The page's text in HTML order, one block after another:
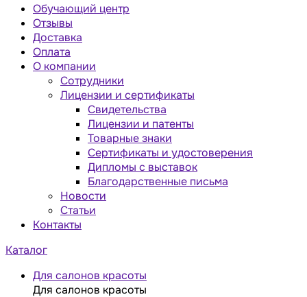
Обучающий центр
Отзывы
Доставка
Оплата
О компании
Сотрудники
Лицензии и сертификаты
Свидетельства
Лицензии и патенты
Товарные знаки
Сертификаты и удостоверения
Дипломы с выставок
Благодарственные письма
Новости
Статьи
Контакты
Каталог
Для салонов красоты
Для салонов красоты